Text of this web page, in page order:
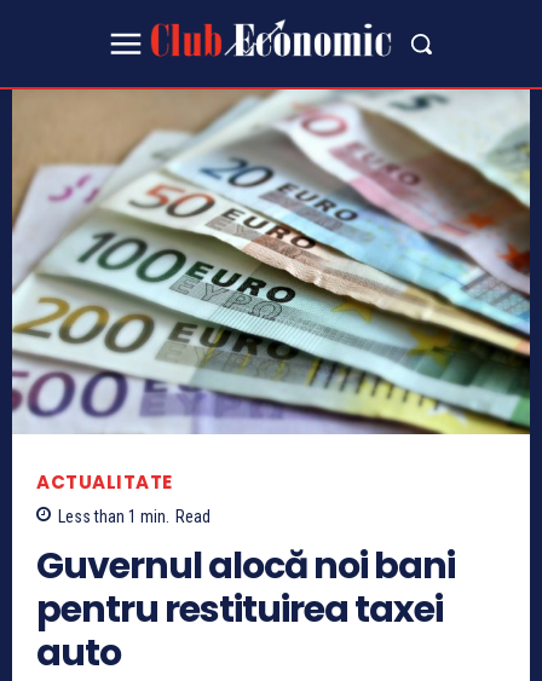
ACTUALITATE
Less than 1 min. Read
Guvernul alocă noi bani
pentru restituirea taxei
auto